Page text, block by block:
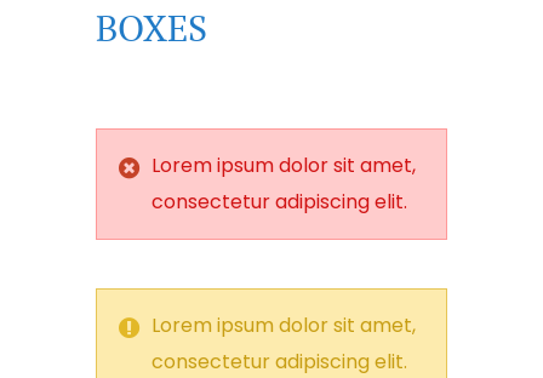
BOXES
Lorem ipsum dolor sit amet,
consectetur adipiscing elit.
Lorem ipsum dolor sit amet,
consectetur adipiscing elit.